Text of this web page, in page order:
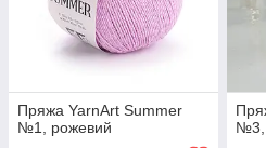
Пряжа YarnArt Summer
№1, рожевий
№3,